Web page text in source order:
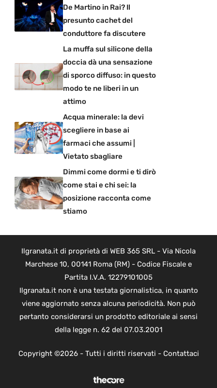
De Martino in Rai? Il
presunto cachet del
conduttore fa discutere
La muffa sul silicone della
doccia dà una sensazione
di sporco diffuso: in questo
modo te ne liberi in un
attimo
Acqua minerale: la devi
scegliere in base ai
farmaci che assumi |
Vietato sbagliare
Dimmi come dormi e ti dirò
come stai e chi sei: la
posizione racconta come
stiamo
Ilgranata.it di proprietà di WEB 365 SRL - Via Nicola
Marchese 10, 00141 Roma (RM) - Codice Fiscale e
Partita I.V.A. 12279101005
Ilgranata.it non è una testata giornalistica, in quanto
viene aggiornato senza alcuna periodicità. Non può
pertanto considerarsi un prodotto editoriale ai sensi
della legge n. 62 del 07.03.2001
Copyright ©2026 - Tutti i diritti riservati - Contattaci